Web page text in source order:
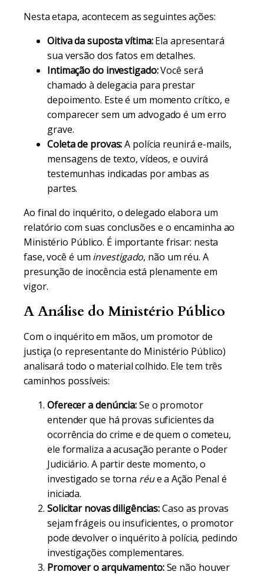
Nesta etapa, acontecem as seguintes ações:
Oitiva da suposta vítima:Ela apresentará
sua versão dos fatos em detalhes.
Intimação do investigado:Você será
chamado à delegacia para prestar
depoimento. Este é um momento crítico, e
comparecer sem um advogado é um erro
grave.
Coleta de provas:A polícia reunirá e-mails,
mensagens de texto, vídeos, e ouvirá
testemunhas indicadas por ambas as
partes.
Ao final do inquérito, o delegado elabora um
relatório com suas conclusões e o encaminha ao
Ministério Público. É importante frisar: nesta
fase, você é um investigado, não um réu. A
presunção de inocência está plenamente em
vigor.
A Análise do Ministério Público
Com o inquérito em mãos, um promotor de
justiça (o representante do Ministério Público)
analisará todo o material colhido. Ele tem três
caminhos possíveis:
Oferecer a denúncia:Se o promotor
entender que há provas suficientes da
ocorrência do crime e de quem o cometeu,
ele formaliza a acusação perante o Poder
Judiciário. A partir deste momento, o
investigado se torna réue a Ação Penal é
iniciada.
Solicitar novas diligências:Caso as provas
sejam frágeis ou insuficientes, o promotor
pode devolver o inquérito à polícia, pedindo
investigações complementares.
Promover o arquivamento:Se não houver